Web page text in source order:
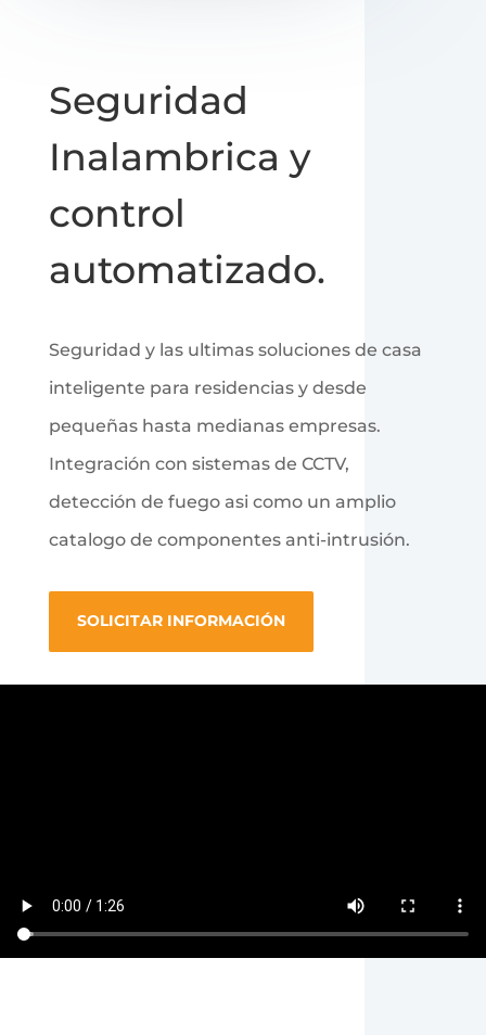
Seguridad
Inalambrica y
control
automatizado.
Seguridad y las ultimas soluciones de casa
inteligente para residencias y desde
pequeñas hasta medianas empresas.
Integración con sistemas de CCTV,
detección de fuego asi como un amplio
catalogo de componentes anti-intrusión.
SOLICITAR INFORMACIÓN